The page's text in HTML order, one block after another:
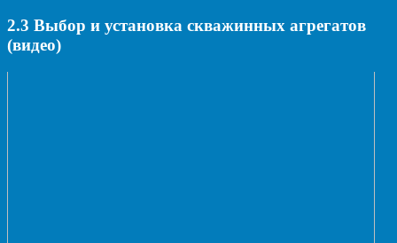
2.3 Выбор и установка скважинных агрегатов
(видео)